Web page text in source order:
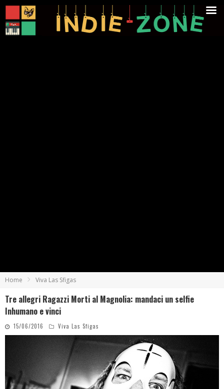
Home Viva Las Sfigas
Tre allegri Ragazzi Morti al Magnolia: mandaci un selfie
Inhumano e vinci
15/06/2016 Viva Las Sfigas